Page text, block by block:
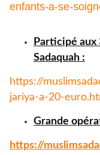
enfants-a-se-
Participé aux
Sadaquah :
https://
jariya-a-20-
Grande
https://